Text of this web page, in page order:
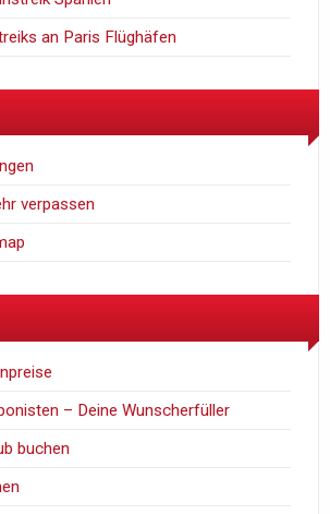
an Paris Flüghäfen
verpassen
– Deine Wunscherfüller
buchen